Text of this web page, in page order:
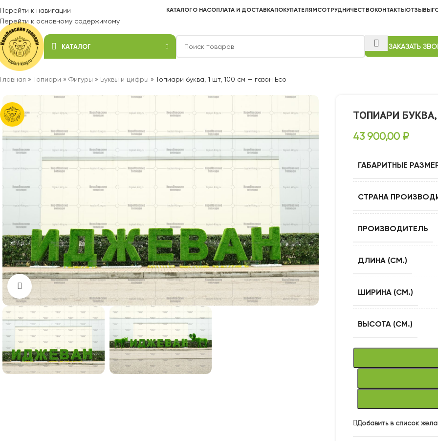
Перейти к навигации
Перейти к основному содержимому
КАТАЛОГО НАСОПЛАТА И ДОСТАВКАПОКУПАТЕЛЯМСОТРУДНИЧЕСТВОКОНТАКТЫОТЗЫВЫ
КАТАЛОГ ЗАКАЗАТЬ
Главная » Топиари » Фигуры » Буквы и цифры » Топиари буква, 1 шт, 100 см — газон Eco
Нажмите, чтобы увеличить
ТОПИАРИ БУКВА,
43 900,00 ₽
ГАБАРИТНЫЕ
СТРАНА
ПРОИЗВОДИТЕЛЬ
ДЛИНА (СМ.)
ШИРИНА (СМ.)
ВЫСОТА (СМ.)
Добавить в список